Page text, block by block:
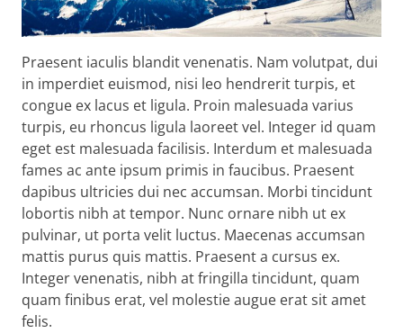
Praesent iaculis blandit venenatis. Nam volutpat, dui
in imperdiet euismod, nisi leo hendrerit turpis, et
congue ex lacus et ligula. Proin malesuada varius
turpis, eu rhoncus ligula laoreet vel. Integer id quam
eget est malesuada facilisis. Interdum et malesuada
fames ac ante ipsum primis in faucibus. Praesent
dapibus ultricies dui nec accumsan. Morbi tincidunt
lobortis nibh at tempor. Nunc ornare nibh ut ex
pulvinar, ut porta velit luctus. Maecenas accumsan
mattis purus quis mattis. Praesent a cursus ex.
Integer venenatis, nibh at fringilla tincidunt, quam
quam finibus erat, vel molestie augue erat sit amet
felis.